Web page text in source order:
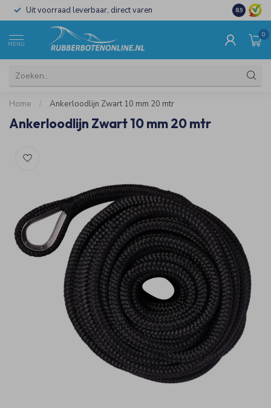
Uit voorraad leverbaar, direct varen Al 15 jaar
8.9
MENU
0
Home / Ankerloodlijn Zwart 10 mm 20 mtr
Ankerloodlijn Zwart 10 mm 20 mtr